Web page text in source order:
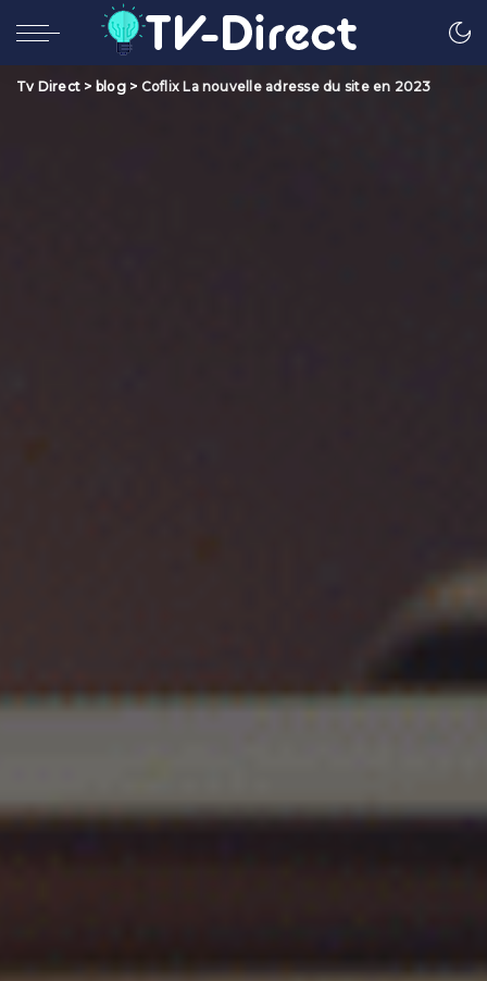
Tv Direct > blog> Coflix La nouvelle adresse du site en 2023